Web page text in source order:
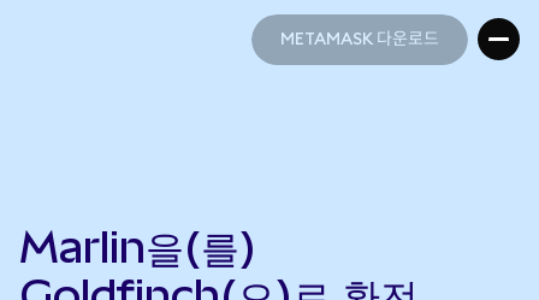
METAMASK 다운로드
Marlin을(를)